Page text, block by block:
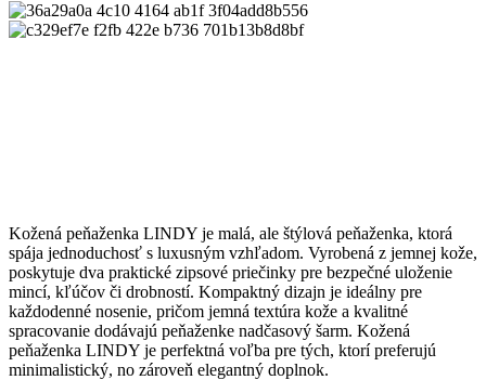
Kožená peňaženka LINDY je malá, ale štýlová peňaženka, ktorá
spája jednoduchosť s luxusným vzhľadom. Vyrobená z jemnej kože,
poskytuje dva praktické zipsové priečinky pre bezpečné uloženie
mincí, kľúčov či drobností. Kompaktný dizajn je ideálny pre
každodenné nosenie, pričom jemná textúra kože a kvalitné
spracovanie dodávajú peňaženke nadčasový šarm. Kožená
peňaženka LINDY je perfektná voľba pre tých, ktorí preferujú
minimalistický, no zároveň elegantný doplnok.